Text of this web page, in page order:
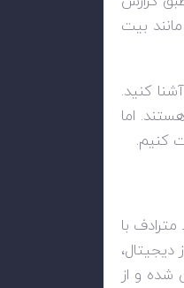
بیت
کنید.
اما
کنیم.
با
شده و از